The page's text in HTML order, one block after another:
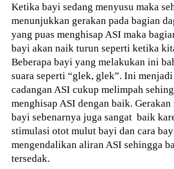
Ketika bayi sedang menyusu maka
menunjukkan gerakan pada bagian
yang puas menghisap ASI maka
bayi akan naik turun seperti ketika
Beberapa bayi yang melakukan ini
suara seperti “glek, glek”. Ini
cadangan ASI cukup melimpah
menghisap ASI dengan baik.
bayi sebenarnya juga sangat baik
stimulasi otot mulut bayi dan cara
mengendalikan aliran ASI sehingga
tersedak.